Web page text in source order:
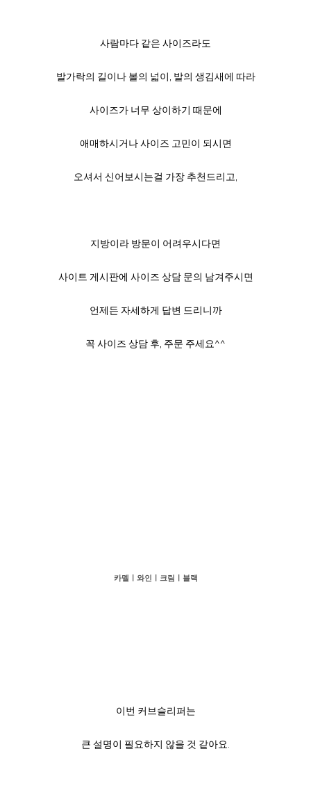
사람마다 같은 사이즈라도
발가락의 길이나 볼의 넓이, 발의 생김새에 따라
사이즈가 너무 상이하기 때문에
애매하시거나 사이즈 고민이 되시면
오셔서 신어보시는걸 가장 추천드리고,
지방이라 방문이 어려우시다면
사이트 게시판에 사이즈 상담 문의 남겨주시면
언제든 자세하게 답변 드리니까
꼭 사이즈 상담 후, 주문 주세요^^
카멜ㅣ와인ㅣ크림ㅣ블랙
이번 커브슬리퍼는
큰 설명이 필요하지 않을 것 같아요.